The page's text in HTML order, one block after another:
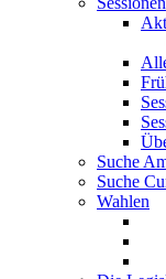
Suche
Suche
Wahlen